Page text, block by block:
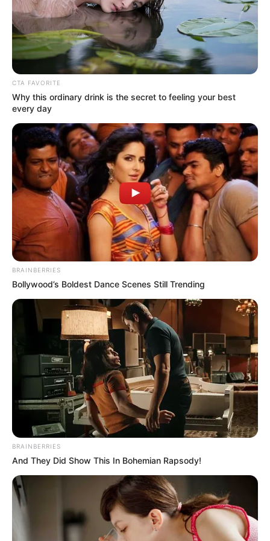
ΤΑ ΠΙΟ ΔΗΜΟΦΙΛΗ
CTA FAVORITE
Why this ordinary drink is the secret to feeling your best
every day
BRAINBERRIES
Bollywood’s Boldest Dance Scenes Still Trending
BRAINBERRIES
And They Did Show This In Bohemian Rapsody!